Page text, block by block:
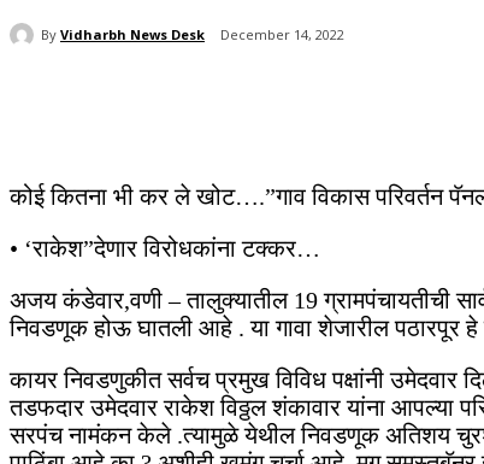
By Vidharbh News Desk December 14, 2022
कोई कितना भी कर ले खोट….”गाव विकास परिवर्तन
• ‘राकेश”देणार विरोधकांना टक्कर…
अजय कंडेवार,वणी – तालुक्यातील 19 ग्रामपंचायतीची
निवडणूक होऊ घातली आहे . या गावा शेजारील पठारपूर
कायर निवडणुकीत सर्वच प्रमुख विविध पक्षांनी
तडफदार उमेदवार राकेश विठ्ठल शंकावार यांना आपल्या
सरपंच नामंकन केले .त्यामुळे येथील निवडणूक अतिशय